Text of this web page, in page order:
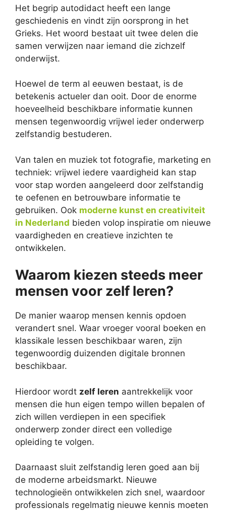
Het begrip autodidact heeft een lange
geschiedenis en vindt zijn oorsprong in het
Grieks. Het woord bestaat uit twee delen die
samen verwijzen naar iemand die zichzelf
onderwijst.
Hoewel de term al eeuwen bestaat, is de
betekenis actueler dan ooit. Door de enorme
hoeveelheid beschikbare informatie kunnen
mensen tegenwoordig vrijwel ieder onderwerp
zelfstandig bestuderen.
Van talen en muziek tot fotografie, marketing en
techniek: vrijwel iedere vaardigheid kan stap
voor stap worden aangeleerd door zelfstandig
te oefenen en betrouwbare informatie te
gebruiken. Ook moderne kunst en creativiteit
in Nederland bieden volop inspiratie om nieuwe
vaardigheden en creatieve inzichten te
ontwikkelen.
Waarom kiezen steeds meer
mensen voor zelf leren?
De manier waarop mensen kennis opdoen
verandert snel. Waar vroeger vooral boeken en
klassikale lessen beschikbaar waren, zijn
tegenwoordig duizenden digitale bronnen
beschikbaar.
Hierdoor wordt zelf leren aantrekkelijk voor
mensen die hun eigen tempo willen bepalen of
zich willen verdiepen in een specifiek
onderwerp zonder direct een volledige
opleiding te volgen.
Daarnaast sluit zelfstandig leren goed aan bij
de moderne arbeidsmarkt. Nieuwe
technologieën ontwikkelen zich snel, waardoor
professionals regelmatig nieuwe kennis moeten